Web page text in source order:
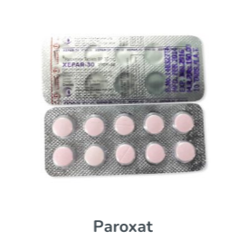
Paroxat